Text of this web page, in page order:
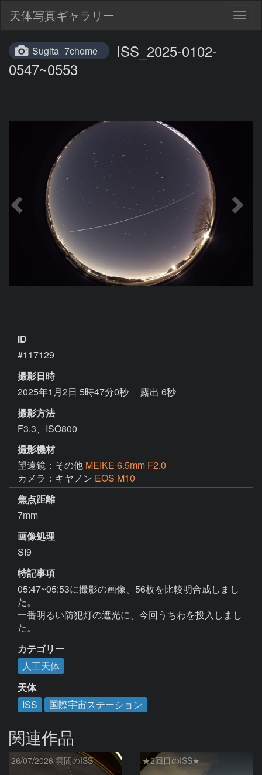
天体写真ギャラリー
Sugita_7chome
ISS_2025-0102-
0547~0553
ID
#117129
撮影日時
2025年1月2日 5時47分0秒
露出 6秒
撮影方法
F3.3、ISO800
撮影機材
望遠鏡：その他 MEIKE 6.5mm F2.0
カメラ：キヤノン EOS M10
焦点距離
7mm
画像処理
SI9
特記事項
05:47~05:53に撮影の画像、56枚を比較明合成しまし
た。
一番明るい防犯灯の遮光に、今回うちわを投入しまし
た。
カテゴリー
人工天体
天体
ISS
国際宇宙ステーション
関連作品
26/07/2026 雲間のISS ★2回目のISS★